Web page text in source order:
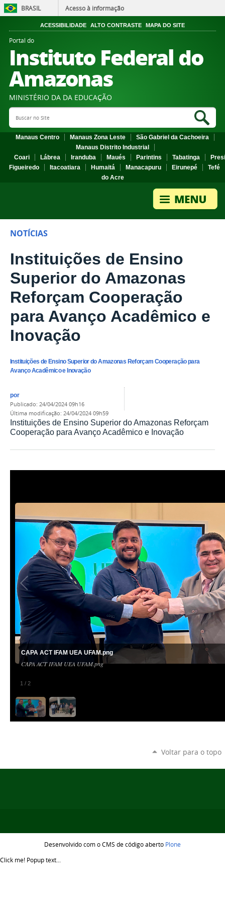
BRASIL Acesso à informação
ACESSIBILIDADE ALTO CONTRASTE MAPA DO SITE
Portal do
Instituto Federal do
Amazonas
MINISTÉRIO DA DA EDUCAÇÃO
Search Site
Manaus Centro Manaus Zona Leste
São Gabriel da Cachoeira
Manaus Distrito Industrial
Coari
Lábrea Iranduba Maués Parintins Tabatinga
Figueiredo
Itacoatiara Humaitá Manacapuru Eirunepé
Tefé
do Acre
NOTÍCIAS
Instituições de Ensino
Superior do Amazonas
Reforçam Cooperação
para Avanço Acadêmico e
Inovação
Instituições de Ensino Superior do Amazonas Reforçam Cooperação para
Avanço Acadêmico e Inovação
por
publicado: 24/04/2024 09h16
última modificação: 24/04/2024 09h59
Instituições de Ensino Superior do Amazonas Reforçam
Cooperação para Avanço Acadêmico e Inovação
1 / 2
CAPA ACT IFAM UEA UFAM.png
CAPA ACT IFAM UEA UFAM.png
Voltar para o topo
Desenvolvido com o CMS de código aberto Plone
Click me! Popup text...